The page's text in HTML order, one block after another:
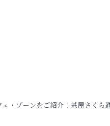
・ゾーンをご紹介！茶屋さくら